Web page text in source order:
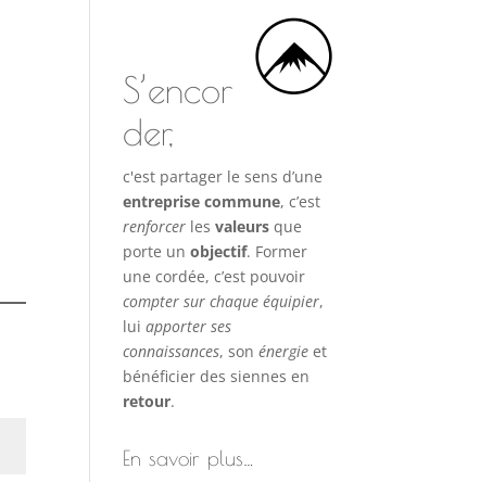
S’encor
der,
c'est partager le sens d’une
entreprise commune, c’est
renforcer lesvaleurs que
porte unobjectif. Former
une cordée, c’est pouvoir
compter sur chaque équipier,
luiapporter ses
connaissances, sonénergie et
bénéficier des siennes en
retour.
En savoir plus…